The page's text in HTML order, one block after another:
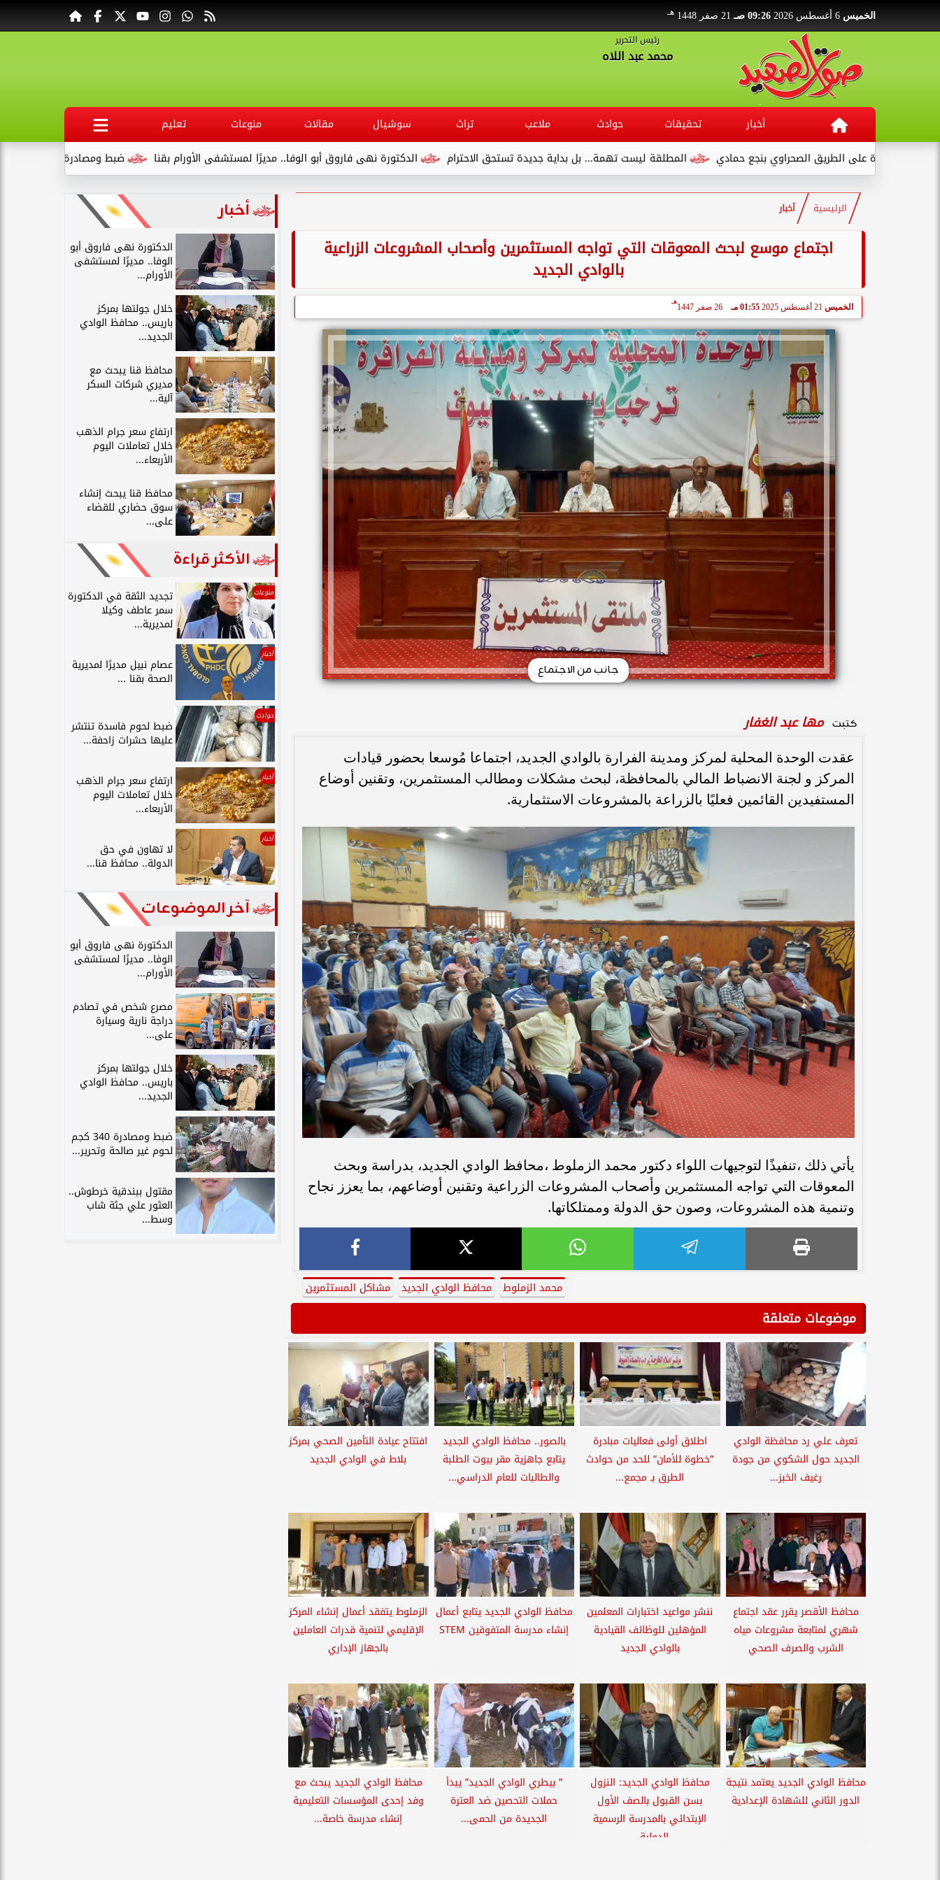
الخميس 09:26 صـ 21 صفر 1448 هـ
رئيس التحرير
محمد عبد اللاه
أخبار تحقيقات حوادث ملاعب تراث سوشيال مقالات منوعات
تعليم
ضبط ومصادرة 340 كجم لحوم غير صالحة وتحرير 39 مخالفة في المنيا
الدكتورة نهى فاروق أبو الوفا.. مديرًا لمستشفى الأورام بقنا المطلقة ليست تهمة... بل بداية جديدة تستحق الاحترام على الطريق الصحراوي بنجع حمادي
الرئيسية أخبار
اجتماع موسع لبحث المعوقات التي تواجه المستثمرين وأصحاب المشروعات الزراعية
بالوادي الجديد
الخميس 01:55 مـ 26 صفر 1447
هـ
جانب من الاجتماع
كتبت مها عبد الغفار
عقدت الوحدة المحلية لمركز ومدينة الفرارة بالوادي الجديد، اجتماعا مُوسعا بحضور قيادات
المركز و لجنة الانضباط المالي بالمحافظة، لبحث مشكلات ومطالب المستثمرين، وتقنين أوضاع
المستفيدين القائمين فعليًا بالزراعة بالمشروعات الاستثمارية.
يأتي ذلك ،تنفيذًا لتوجيهات اللواء دكتور محمد الزملوط ،محافظ الوادي الجديد، بدراسة وبحث
المعوقات التي تواجه المستثمرين وأصحاب المشروعات الزراعية وتقنين أوضاعهم، بما يعزز نجاح
وتنمية هذه المشروعات، وصون حق الدولة وممتلكاتها.
محمد الزملوط محافظ الوادي الجديد مشاكل المستثمرين
موضوعات متعلقة
تعرف علي رد محافظة الوادي
الجديد حول الشكوي من جودة
رغيف الخبز...
اطلاق أولى فعاليات مبادرة
”خطوة للأمان” للحد من حوادث
الطرق بـ مجمع...
بالصور.. محافظ الوادي الجديد
يتابع جاهزية مقر بيوت الطلبة
والطالبات للعام الدراسي...
افتتاح عيادة التأمين الصحي بمركز
بلاط في الوادي الجديد
محافظ الأقصر يقرر عقد اجتماع
شهري لمتابعة مشروعات مياه
الشرب والصرف الصحي
ننشر مواعيد اختبارات المعلمين
المؤهلين للوظائف القيادية
بالوادي الجديد
محافظ الوادي الجديد يتابع أعمال
إنشاء مدرسة المتفوقين STEM
الزملوط يتفقد أعمال إنشاء المركز
الإقليمي لتنمية قدرات العاملين
بالجهاز الإداري
محافظ الوادي الجديد يعتمد نتيجة
الدور الثاني للشهادة الإعدادية
محافظ الوادي الجديد: النزول
بسن القبول بالصف الأول
الإبتدائي بالمدرسة الرسمية
الدولية...
” بيطري الوادي الجديد” يبدأ
حملات التحصين ضد العترة
الجديدة من الحمى...
محافظ الوادي الجديد يبحث مع
وفد إحدى المؤسسات التعليمية
إنشاء مدرسة خاصة...
أخبار
الدكتورة نهى فاروق أبو
الوفا.. مديرًا لمستشفى
الأورام...
خلال جولتها بمركز
باريس.. محافظ الوادي
الجديد...
محافظ قنا يبحث مع
مديري شركات السكر
آلية...
ارتفاع سعر جرام الذهب
خلال تعاملات اليوم
الأربعاء...
محافظ قنا يبحث إنشاء
سوق حضاري للقضاء
على...
الأكثر قراءة
منوعات تجديد الثقة في الدكتورة
سمر عاطف وكيلا
لمديرية...
أخبار
عصام نبيل مديرًا لمديرية
الصحة بقنا ...
حوادث
ضبط لحوم فاسدة تنتشر
عليها حشرات زاحفة...
أخبار ارتفاع سعر جرام الذهب
خلال تعاملات اليوم
الأربعاء...
أخبار
لا تهاون في حق
الدولة.. محافظ قنا...
آخر الموضوعات
الدكتورة نهى فاروق أبو
الوفا.. مديرًا لمستشفى
الأورام...
مصرع شخص في تصادم
دراجة نارية وسيارة
على...
خلال جولتها بمركز
باريس.. محافظ الوادي
الجديد...
ضبط ومصادرة 340 كجم
لحوم غير صالحة وتحرير...
مقتول ببندقية خرطوش..
العثور علي جثة شاب
وسط...